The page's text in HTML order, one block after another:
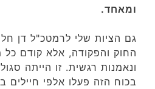
ומאחד.
גם הציות שלי לרמטכ"ל דן
החוק והפקודה, אלא קודם כל
ונאמנות רגשית. זו הייתה
בכוח הזה פעלו אלפי חיילים